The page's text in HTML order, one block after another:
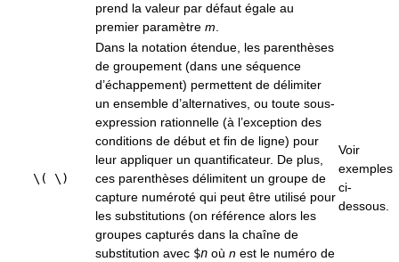
prend la valeur par défaut égale au
premier paramètre m.
\( \)
Dans la notation étendue, les parenthèses
de groupement (dans une séquence
d’échappement) permettent de délimiter
un ensemble d’alternatives, ou toute sous-
expression rationnelle (à l’exception des
conditions de début et fin de ligne) pour
leur appliquer un quantificateur. De plus,
ces parenthèses délimitent un groupe de
capture numéroté qui peut être utilisé pour
les substitutions (on référence alors les
groupes capturés dans la chaîne de
substitution avec $n où n est le numéro de
Voir
exemples
ci-
dessous.